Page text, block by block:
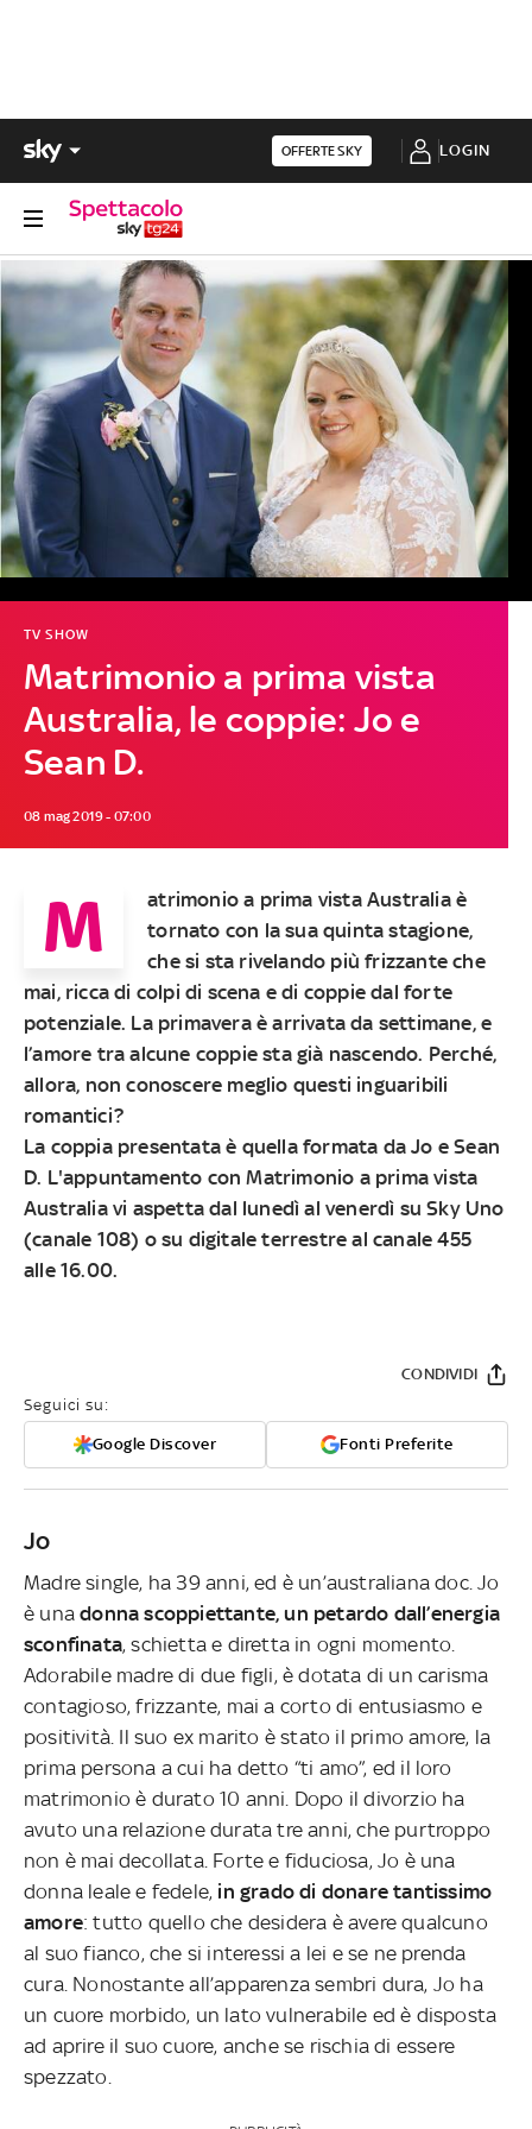
OFFERTE SKY LOGIN
Matrimonio a prima vista
Australia, le coppie: Jo e
Sean D.
TV SHOW
08 mag 2019 - 07:00
M atrimonio a prima vista Australiaè
tornato con la sua quinta stagione,
che si sta rivelando più frizzante che
mai, ricca di colpi di scena e di coppie dal forte
potenziale. La primavera è arrivata da settimane, e
l’amore tra alcune coppie sta già nascendo. Perché,
allora, non conoscere meglio questi inguaribili
romantici?
La coppia presentata è quella formata daJo e Sean
D. L'appuntamento con Matrimonio a prima vista
Australia vi aspetta dal lunedì al venerdì su Sky Uno
(canale 108) o su digitale terrestre al canale 455
alle 16.00.
Seguici su:
Google Discover Fonti Preferite
CONDIVIDI
Jo
Madre single, ha 39 anni, ed è un’australiana doc. Jo
è unadonna scoppiettante, un petardo dall’energia
sconfinata, schietta e diretta in ogni momento.
Adorabile madre di due figli, è dotata di un carisma
contagioso, frizzante, mai a corto di entusiasmo e
positività. Il suo ex marito è stato il primo amore, la
prima persona a cui ha detto “ti amo”, ed il loro
matrimonio è durato 10 anni. Dopo il divorzio ha
avuto una relazione durata tre anni, che purtroppo
non è mai decollata. Forte e fiduciosa, Jo è una
donna leale e fedele, in grado di donare tantissimo
amore: tutto quello che desidera è avere qualcuno
al suo fianco, che si interessi a lei e se ne prenda
cura. Nonostante all’apparenza sembri dura, Jo ha
un cuore morbido, un lato vulnerabile ed è disposta
ad aprire il suo cuore, anche se rischia di essere
spezzato.